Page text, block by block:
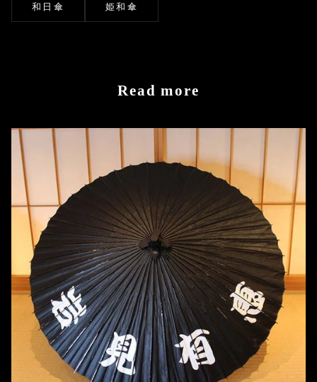
和日傘 姫和傘
Read more